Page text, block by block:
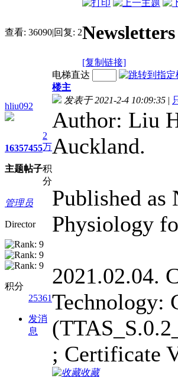
查看: 36090|回复: 2
[复制链接]
hliu092
1635
主题
7455
帖子
2
万
积
分
管理员
Director
积分
25361
发消
息
电梯直达
楼主
发表于 2021-2-4 10:09:35 |
Author: Liu
Auckland.
Published as
Physiology
2021.02.04.
Technology:
; Certificate
收藏